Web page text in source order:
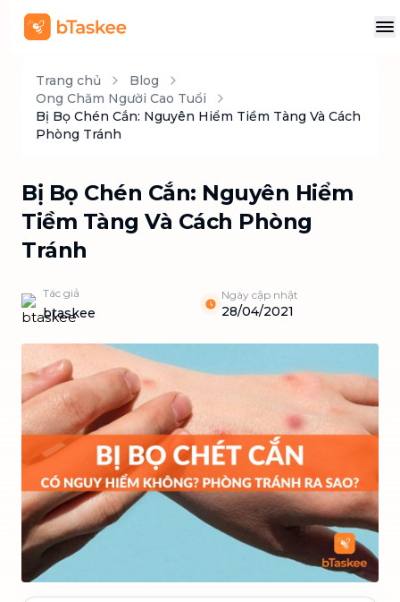
Trang chủ
Blog
Ong Chăm Người Cao Tuổi
Bị Bọ Chén Cắn: Nguyên Hiểm Tiềm Tàng Và Cách
Phòng Tránh
Bị Bọ Chén Cắn: Nguyên Hiểm
Tiềm Tàng Và Cách Phòng
Tránh
Tác giả
btaskee
Ngày cập nhật
28/04/2021